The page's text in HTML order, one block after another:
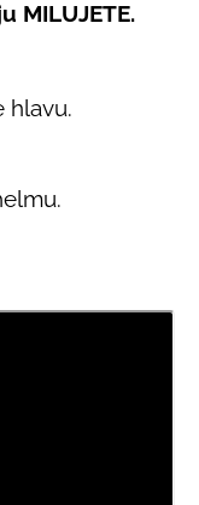
MILUJETE.
hlavu.